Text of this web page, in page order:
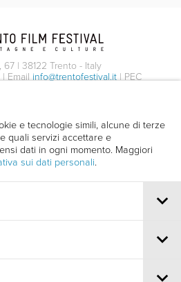
e tecnologie simili, alcune di terze
quali servizi accettare e
dati in ogni momento. Maggiori
sui dati personali.
67 | 38122 Trento - Italy
| Email info@trentofestival.it | PEC